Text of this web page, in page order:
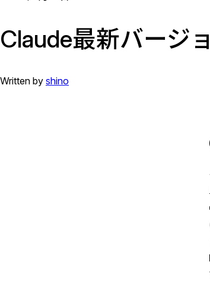
Claude最新バージ
Written by shino